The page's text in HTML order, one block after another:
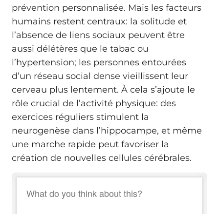
prévention personnalisée. Mais les facteurs
humains restent centraux: la solitude et
l’absence de liens sociaux peuvent être
aussi délétères que le tabac ou
l’hypertension; les personnes entourées
d’un réseau social dense vieillissent leur
cerveau plus lentement. À cela s’ajoute le
rôle crucial de l’activité physique: des
exercices réguliers stimulent la
neurogenèse dans l’hippocampe, et même
une marche rapide peut favoriser la
création de nouvelles cellules cérébrales.